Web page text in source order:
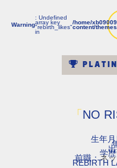
Warning
: Undefined
array key
"rebirth_likes"
in
/home/
content/
「 NO
生年月
学歴
前職：ネ
REBIRTH